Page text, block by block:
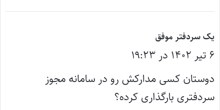
یک سردفتر موفق
ف
ت
:
۶ تیر ۱۴۰۲ در ۱۹:۲۳
دوستان کسی مدارکش رو در سامانه مجوز
سردفتری بارگذاری کرده؟